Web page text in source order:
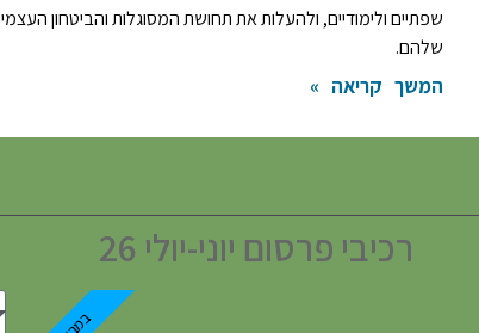
שפתיים ולימודיים, ולהעלות את תחושת המסוגלות והביטחון העצמי
שלהם.
המשך קריאה »
רכיבי פרסום יוני-יולי 26